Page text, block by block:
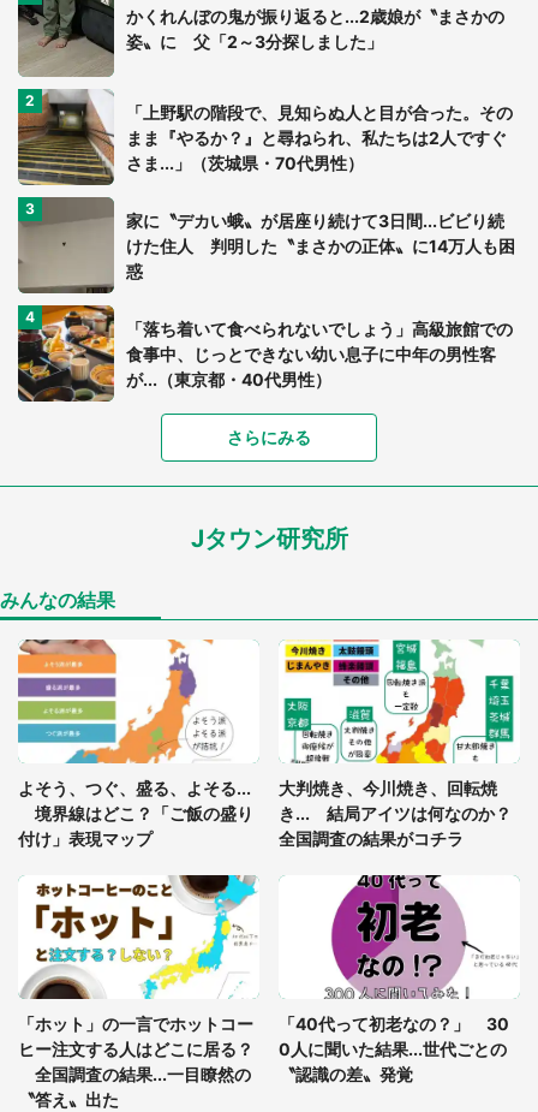
かくれんぼの鬼が振り返ると...2歳娘が〝まさかの
姿〟に 父「2～3分探しました」
「上野駅の階段で、見知らぬ人と目が合った。その
まま『やるか？』と尋ねられ、私たちは2人ですぐ
さま...」（茨城県・70代男性）
家に〝デカい蛾〟が居座り続けて3日間...ビビり続
けた住人 判明した〝まさかの正体〟に14万人も困
惑
「落ち着いて食べられないでしょう」高級旅館での
食事中、じっとできない幼い息子に中年の男性客
が...（東京都・40代男性）
「可愛いのにホラー」「事件性を感じる」 ふわふ
「孫にあげると思って、あなたにこれをあげる」
「ゾワゾワする」「本当に気持ち悪い」 道端でバ
グっちゃってた〝野生の野菜〟に6.5万人戦慄
「閉所恐怖症の私は新幹線で大パニック。隣席の青
年に『手を繋いで』とお願いしたら...」 体験談に
8万人感動
7万人驚がく 「お菓子売り場ならまだしも...」「ハ
ードル高い」
あまりにも四角すぎる猫、激写される 「これもう
座布団だろ」「食パンの耳」と1.4万人困惑
さらにみる
Jタウン研究所
みんなの結果
よそう、つぐ、盛る、よそる...
境界線はどこ？「ご飯の盛り
付け」表現マップ
大判焼き、今川焼き、回転焼
き... 結局アイツは何なのか？
全国調査の結果がコチラ
「ホット」の一言でホットコー
ヒー注文する人はどこに居る？
全国調査の結果...一目瞭然の
〝答え〟出た
「40代って初老なの？」 30
0人に聞いた結果...世代ごとの
〝認識の差〟発覚